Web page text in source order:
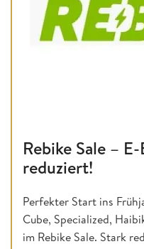
Rebike Sale –
reduziert!
Perfekter Start ins
Cube, Specialized,
im Rebike Sale. Stark